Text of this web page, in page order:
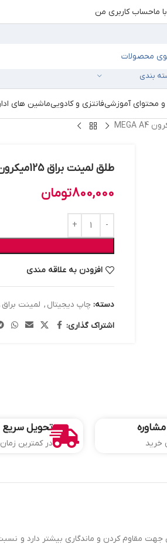
ماحساب کاربری من
بندی
و محتوای آموزشیفانتزی و کادوییماشین های
طلق لمینت براق 125میکرون MEGA A4
800,000تومان
افزودن به علاقه مندی
دسته: چاپ دیجیتال , لمینت براق
اشتراک گذاری:
خرید
تحویل سریع
در کمترین
جهت مقاوم کردن و ماندگاری بیشتر